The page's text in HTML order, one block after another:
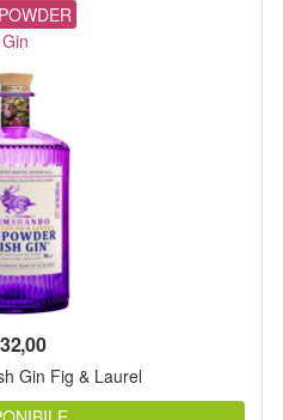
Gin
32,00
Gin Fig & Laurel